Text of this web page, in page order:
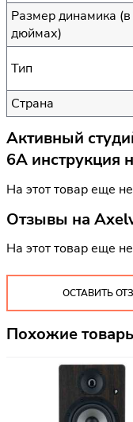
Размер динамика (в
дюймах)
Тип
Страна
Активный
6A инструкция
На этот товар еще
Отзывы на
На этот товар еще
ОСТАВИТЬ
Похожие